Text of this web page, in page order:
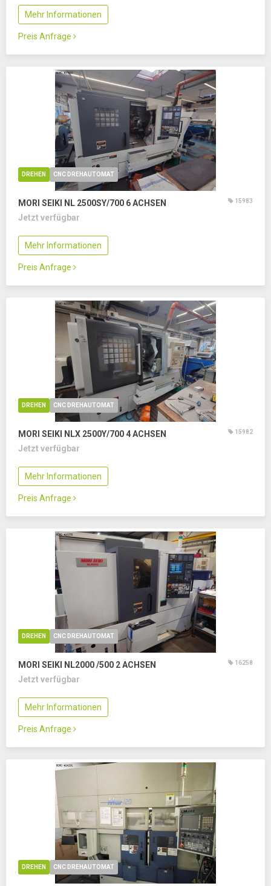
Mehr Informationen
Preis Anfrage
DREHEN CNC DREHAUTOMAT
MORI SEIKI NL 2500SY/700 6 ACHSEN 15983
Jetzt verfügbar
Mehr Informationen
Preis Anfrage
DREHEN CNC DREHAUTOMAT
MORI SEIKI NLX 2500Y/7004 ACHSEN 15982
Jetzt verfügbar
Mehr Informationen
Preis Anfrage
DREHEN CNC DREHAUTOMAT
MORI SEIKI NL2000 /500 2 ACHSEN 16258
Jetzt verfügbar
Mehr Informationen
Preis Anfrage
DREHEN CNC DREHAUTOMAT